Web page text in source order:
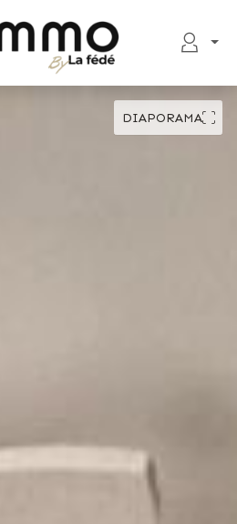
DIAPORAMA